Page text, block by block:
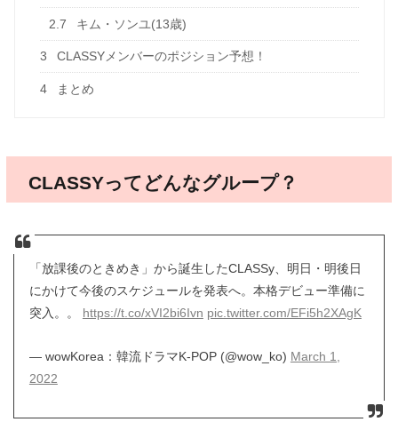
2.7 キム・ソンユ(13歳)
3 CLASSYメンバーのポジション予想！
4 まとめ
CLASSYってどんなグループ？
「放課後のときめき」から誕生したCLASSy、明日・明後日
にかけて今後のスケジュールを発表へ。本格デビュー準備に
突入。。 https://t.co/xVI2bi6Ivn pic.twitter.com/EFi5h2XAgK
— wowKorea：韓流ドラマK-POP (@wow_ko) March 1,
2022